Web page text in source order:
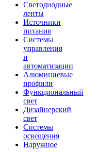
Светодиодные
ленты
Источники
питания
Системы
управления
и
автоматизации
Алюминиевые
профили
Функциональный
свет
Дизайнерский
свет
Системы
освещения
Наружное